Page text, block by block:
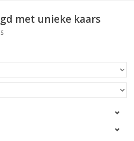
met unieke kaars